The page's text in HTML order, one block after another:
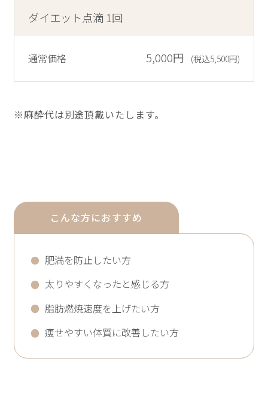
ダイエット点滴 1回
通常価格 5,000円 (税込5,500円)
※麻酔代は別途頂戴いたします。
こんな方におすすめ
肥満を防止したい方
太りやすくなったと感じる方
脂肪燃焼速度を上げたい方
痩せやすい体質に改善したい方